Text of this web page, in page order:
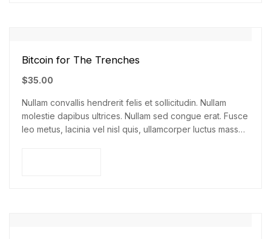
Bitcoin for The Trenches
$35.00
Nullam convallis hendrerit felis et sollicitudin. Nullam
molestie dapibus ultrices. Nullam sed congue erat. Fusce
leo metus, lacinia vel nisl quis, ullamcorper luctus massa.